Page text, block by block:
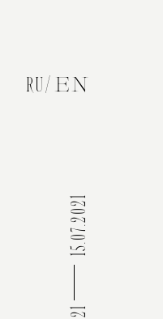
RU EN
15.07.2021